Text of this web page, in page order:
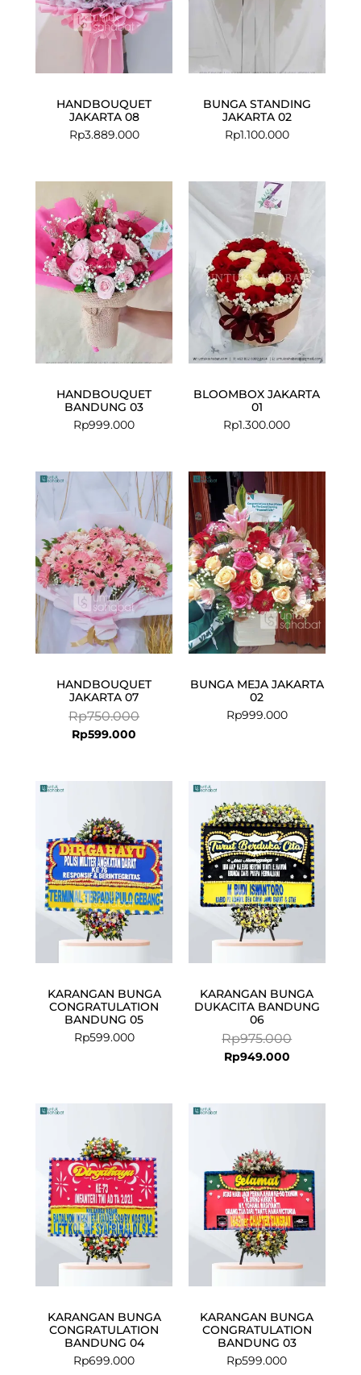
HANDBOUQUET
JAKARTA 08
Rp3.889.000
BUNGA STANDING
JAKARTA 02
Rp1.100.000
HANDBOUQUET
BANDUNG 03
Rp999.000
BLOOMBOX JAKARTA
01
Rp1.300.000
HANDBOUQUET
JAKARTA 07
Rp750.000
Original
price
was:
Rp750.000.
Rp599.000
Current
price
is:
Rp599.000.
BUNGA MEJA JAKARTA
02
Rp999.000
KARANGAN BUNGA
CONGRATULATION
BANDUNG 05
Rp599.000
KARANGAN BUNGA
DUKACITA BANDUNG
06
Rp975.000
price
was:
Rp975.000.
Rp949.000
price
is:
Rp949.000.
KARANGAN BUNGA
CONGRATULATION
BANDUNG 04
Rp699.000
KARANGAN BUNGA
CONGRATULATION
BANDUNG 03
Rp599.000